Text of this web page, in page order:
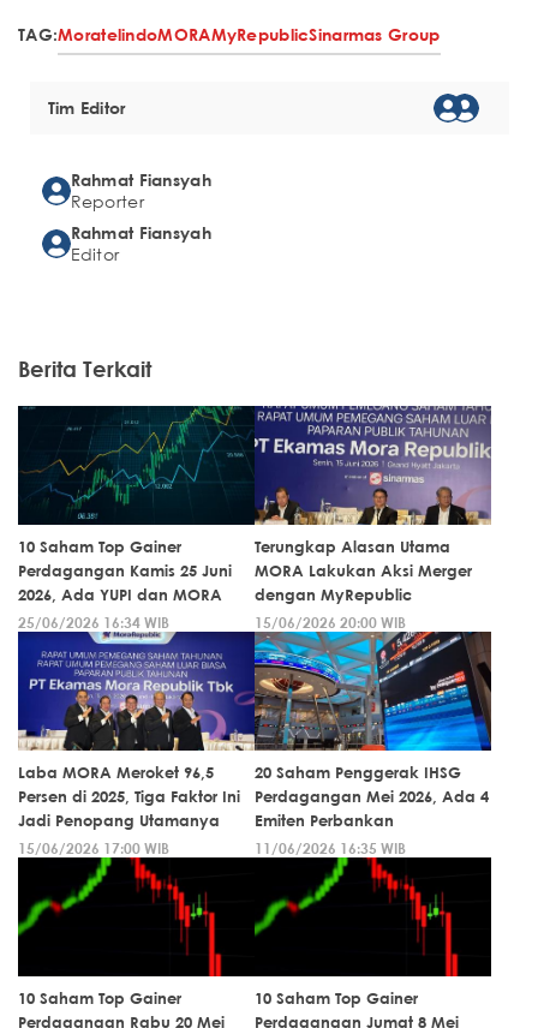
TAG:MoratelindoMORAMyRepublicSinarmas Group
Tim Editor
Rahmat Fiansyah
Reporter
Rahmat Fiansyah
Editor
Berita Terkait
10 Saham Top Gainer
Perdagangan Kamis 25 Juni
2026, Ada YUPI dan MORA
25/06/2026 16:34 WIB
Terungkap Alasan Utama
MORA Lakukan Aksi Merger
dengan MyRepublic
15/06/2026 20:00 WIB
Laba MORA Meroket 96,5
Persen di 2025, Tiga Faktor Ini
Jadi Penopang Utamanya
15/06/2026 17:00 WIB
20 Saham Penggerak IHSG
Perdagangan Mei 2026, Ada 4
Emiten Perbankan
11/06/2026 16:35 WIB
10 Saham Top Gainer
Perdagangan Rabu 20 Mei
10 Saham Top Gainer
Perdagangan Jumat 8 Mei